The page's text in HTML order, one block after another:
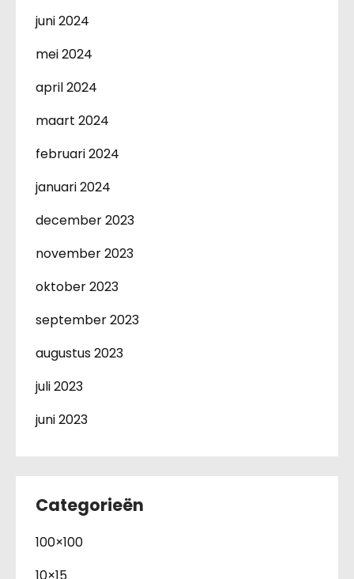
juni 2024
mei 2024
april 2024
maart 2024
februari 2024
januari 2024
december 2023
november 2023
oktober 2023
september 2023
augustus 2023
juli 2023
juni 2023
Categorieën
100×100
10×15